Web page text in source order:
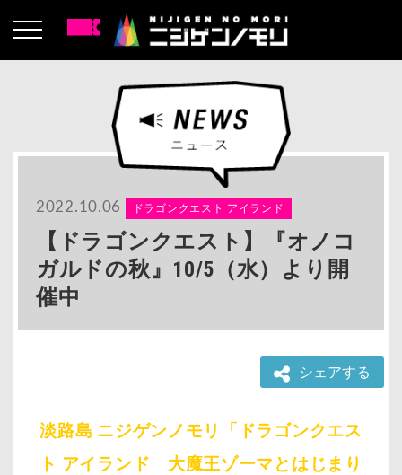
2022.10.06 ドラゴンクエスト アイランド
【ドラゴンクエスト】『オノコ
ガルドの秋』10/5（水）より開
催中
シェアする
淡路島 ニジゲンノモリ「ドラゴンクエス
ト アイランド 大魔王ゾーマとはじまり